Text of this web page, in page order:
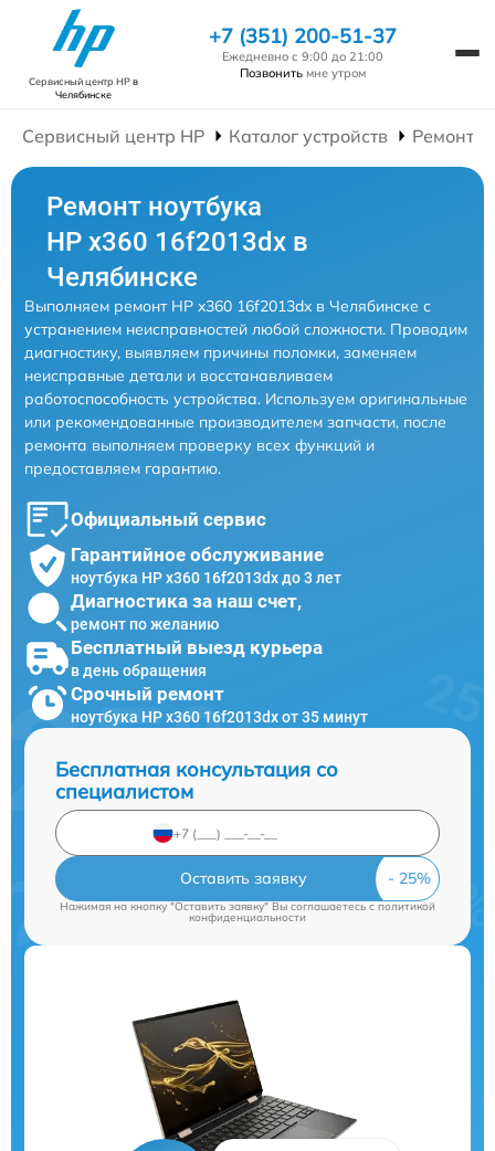
Сервисный центр HPв
Челябинске
+7 (351) 200-51-37
Ежедневно с 9:00 до 21:00
Позвонить мне утром
Сервисный центр HP Каталог устройств Ремонт
Ремонт ноутбука
HP x360 16f2013dx в
Челябинске
Выполняем ремонт HP x360 16f2013dx в Челябинске с
устранением неисправностей любой сложности. Проводим
диагностику, выявляем причины поломки, заменяем
неисправные детали и восстанавливаем
работоспособность устройства. Используем оригинальные
или рекомендованные производителем запчасти, после
ремонта выполняем проверку всех функций и
предоставляем гарантию.
Официальный сервис
Гарантийное обслуживание
ноутбука HP x360 16f2013dx до 3 лет
Диагностика за наш счет,
ремонт по желанию
Бесплатный выезд курьера
в день обращения
Срочный ремонт
ноутбука HP x360 16f2013dx от 35 минут
Бесплатная консультация со
специалистом
Оставить заявку
Нажимая на кнопку "Оставить заявку" Вы соглашаетесь cполитикой
конфиденциальности